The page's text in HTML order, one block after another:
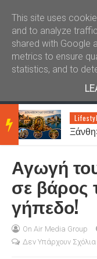
BRE
AKIN
NEW
Αγωγή
σε βάρος
γήπεδο!
On Air Media Group
Δεν Υπάρχουν Σχόλια
This site uses
and to analyze
shared with Google
metrics to ensure
statistics, and to